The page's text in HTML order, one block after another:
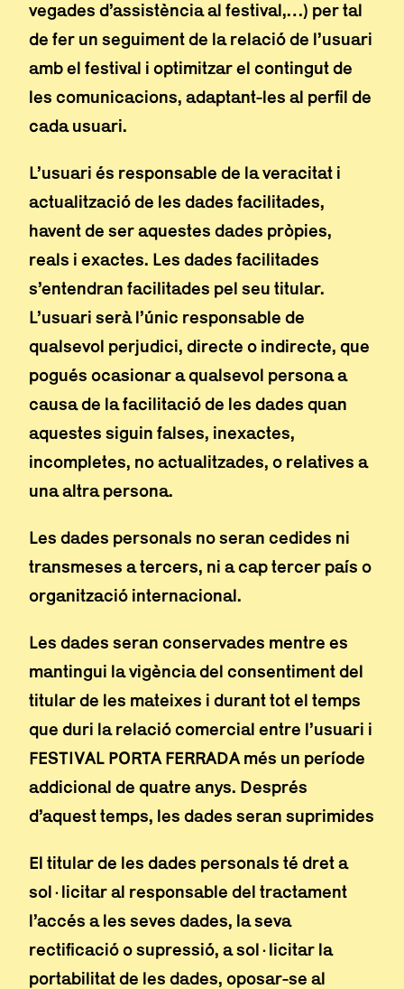
vegades d’assistència al festival,…) per tal
de fer un seguiment de la relació de l’usuari
amb el festival i optimitzar el contingut de
les comunicacions, adaptant-les al perfil de
cada usuari.
L’usuari és responsable de la veracitat i
actualització de les dades facilitades,
havent de ser aquestes dades pròpies,
reals i exactes. Les dades facilitades
s’entendran facilitades pel seu titular.
L’usuari serà l’únic responsable de
qualsevol perjudici, directe o indirecte, que
pogués ocasionar a qualsevol persona a
causa de la facilitació de les dades quan
aquestes siguin falses, inexactes,
incompletes, no actualitzades, o relatives a
una altra persona.
Les dades personals no seran cedides ni
transmeses a tercers, ni a cap tercer país o
organització internacional.
Les dades seran conservades mentre es
mantingui la vigència del consentiment del
titular de les mateixes i durant tot el temps
que duri la relació comercial entre l’usuari i
FESTIVAL PORTA FERRADA més un període
addicional de quatre anys. Després
d’aquest temps, les dades seran suprimides
El titular de les dades personals té dret a
sol·licitar al responsable del tractament
l’accés a les seves dades, la seva
rectificació o supressió, a sol·licitar la
portabilitat de les dades, oposar-se al